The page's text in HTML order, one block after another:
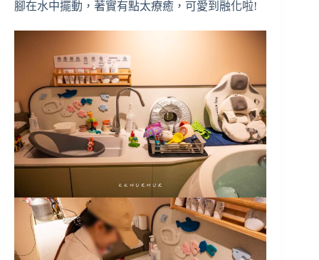
腳在水中擺動，著實有點太療癒，可愛到融化啦!